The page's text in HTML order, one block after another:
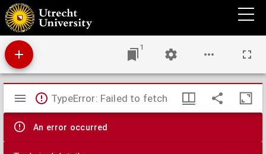
De zoneclipsen in verband met de zonnewarmte of zijn de kleuren in het
zonnespectrum, die in de protuberancen en der chromosfeer het eigendom der Zon, of
is het een optisch verschijnsel?
1
Mirador
viewer
TypeError: Failed to fetch
An error occurred